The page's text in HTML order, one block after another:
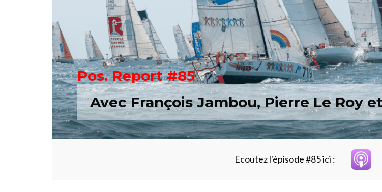
Pos. Report #85
Avec François Jambou, Pierre Le Roy
Ecoutez l'épisode #85 ici :